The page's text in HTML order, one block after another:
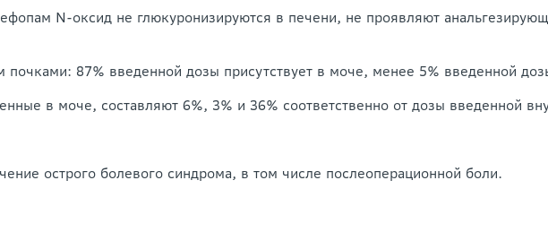
N-оксид не глюкуронизируются в печени, не проявляют
почками: 87% введенной дозы присутствует в моче, менее 5% введенной
в моче, составляют 6%, 3% и 36% соответственно от дозы введенной
острого болевого синдрома, в том числе послеоперационной боли.